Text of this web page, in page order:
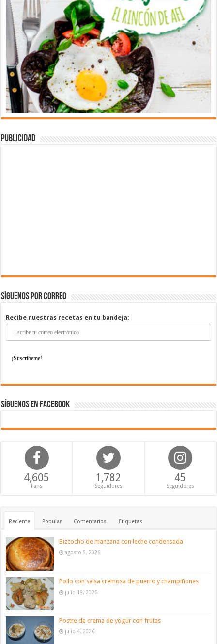
Publicidad
Síguenos por correo
Recibe nuestras recetas en tu bandeja:
Síguenos en Facebook
4,605
Fans
1,782
Seguidores
45
Seguidores
Reciente Popular Comentarios Etiquetas
Bizcocho de manzana con leche condensada
agosto 5, 2026
Pollo con salsa cremosa de puerro y champiñones
julio 18, 2026
Postre de crema de yogur con frutas
julio 4, 2026